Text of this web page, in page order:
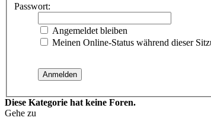
Passwort:
Angemeldet bleiben
Meinen Online-Status während dieser
Diese Kategorie hat keine Foren.
Gehe zu